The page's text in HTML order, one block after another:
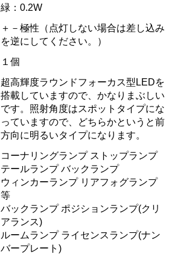
緑：0.2W
＋－極性（点灯しない場合は差し込み
を逆にしてください。）
１個
超高輝度ラウンドフォーカス型LEDを
搭載していますので、かなりまぶしい
です。照射角度はスポットタイプにな
っていますので、どちらかというと前
方向に明るいタイプになります。
コーナリングランプ ストップランプ
テールランプ バックランプ
ウィンカーランプ リアフォグランプ
等
バックランプ ポジションランプ(クリ
アランス)
ルームランプ ライセンスランプ(ナン
バープレート)